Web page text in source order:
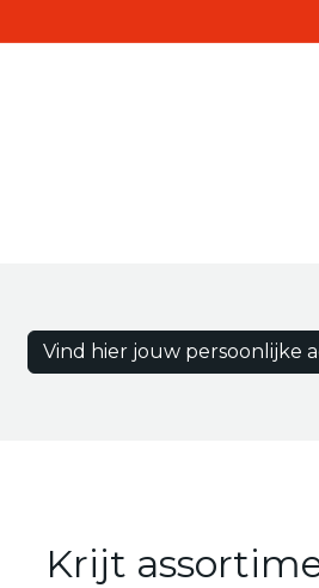
Vind hier jouw persoonlijke
Krijt